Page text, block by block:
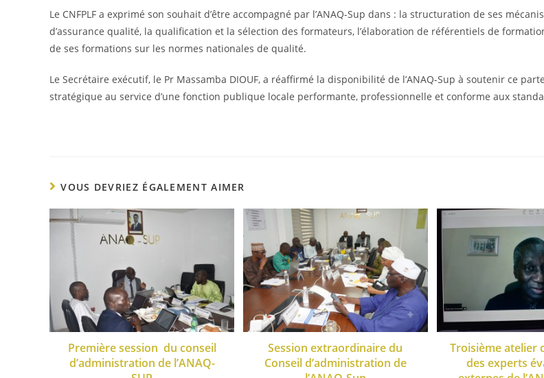
Le CNFPLF a exprimé son souhait d’être accompagné par l’ANAQ-Sup dans : la structuration de ses
d’assurance qualité, la qualification et la sélection des formateurs, l’élaboration de référentiels de
de ses formations sur les normes nationales de qualité.
Le Secrétaire exécutif, le Pr Massamba DIOUF, a réaffirmé la disponibilité de l’ANAQ-Sup à soutenir ce
stratégique au service d’une fonction publique locale performante, professionnelle et conforme aux
VOUS DEVRIEZ ÉGALEMENT AIMER
Première session du conseil
d’administration de l’ANAQ-
Session extraordinaire du
Conseil d’administration de
Troisième atelier
des experts